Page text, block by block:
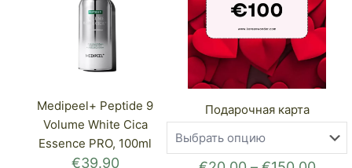
Medipeel+ Peptide 9
Volume White Cica
Essence PRO, 100ml
€39.90
Подарочная карта